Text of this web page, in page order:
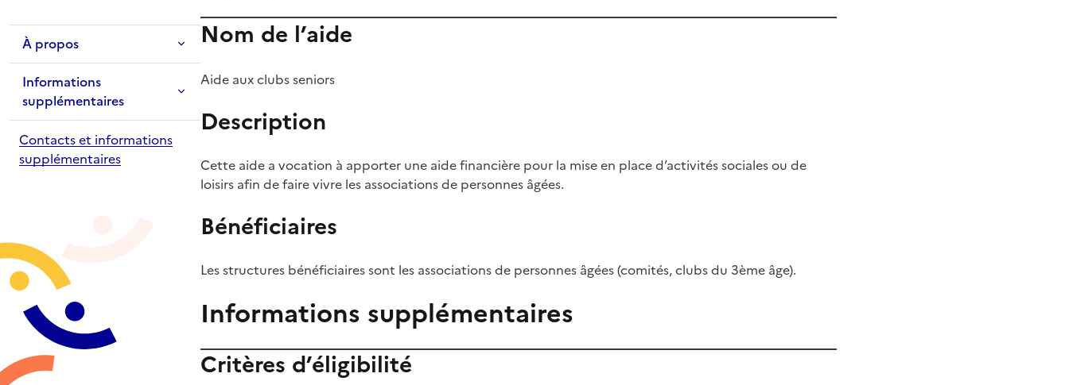
À propos
Informations
supplémentaires
Contacts et informations
supplémentaires
Nom de l’aide
Aide aux clubs seniors
Description
Cette aide a vocation à apporter une aide financière pour la mise en place d’activités sociales ou de
loisirs afin de faire vivre les associations de personnes âgées.
Bénéficiaires
Les structures bénéficiaires sont les associations de personnes âgées (comités, clubs du 3ème âge).
Informations supplémentaires
Critères d’éligibilité